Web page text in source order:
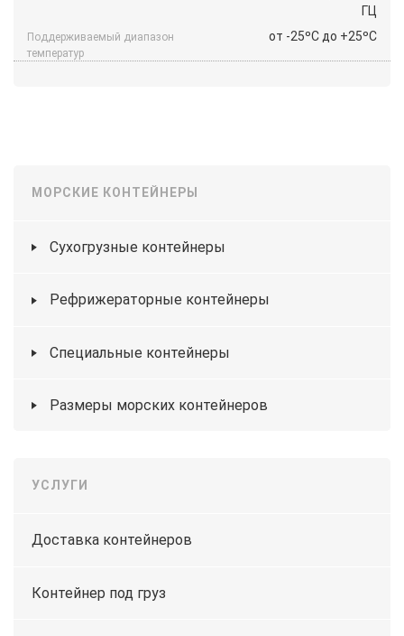
ГЦ
Поддерживаемый диапазон
температур
от -25ºС до +25ºС
МОРСКИЕ КОНТЕЙНЕРЫ
Сухогрузные контейнеры
Рефрижераторные контейнеры
Специальные контейнеры
Размеры морских контейнеров
УСЛУГИ
Доставка контейнеров
Контейнер под груз